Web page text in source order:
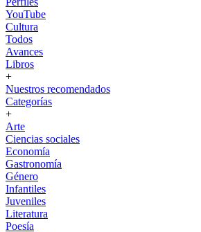
YouTube
Cultura
Todos
Avances
Libros
+
Nuestros recomendados
Categorías
+
Arte
Ciencias sociales
Economía
Gastronomía
Género
Infantiles
Juveniles
Literatura
Poesía